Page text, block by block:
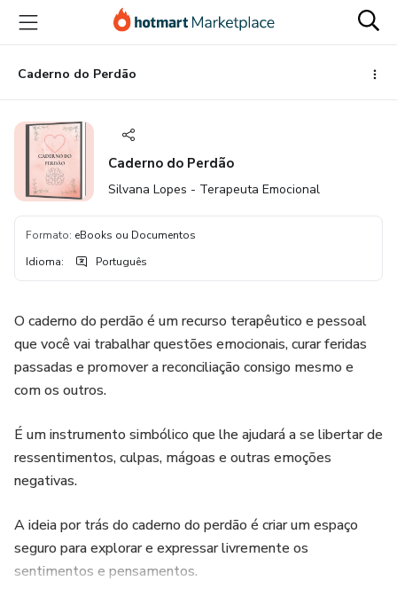
para
conteúdo
principal
para
pagamento
para
rodapéCaderno do Perdão
Caderno do Perdão
Silvana Lopes - Terapeuta Emocional
Formato: eBooks ou Documentos
Idioma: Português
O caderno do perdão é um recurso terapêutico e pessoal
que você vai trabalhar questões emocionais, curar feridas
passadas e promover a reconciliação consigo mesmo e
com os outros.
É um instrumento simbólico que lhe ajudará a se libertar de
ressentimentos, culpas, mágoas e outras emoções
negativas.
A ideia por trás do caderno do perdão é criar um espaço
seguro para explorar e expressar livremente os
sentimentos e pensamentos.